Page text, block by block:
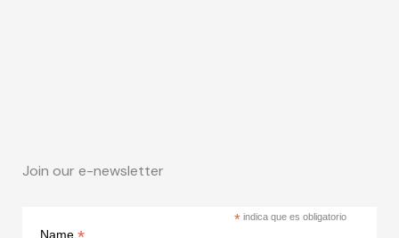
Join our e-newsletter
* indica que es obligatorio
Name